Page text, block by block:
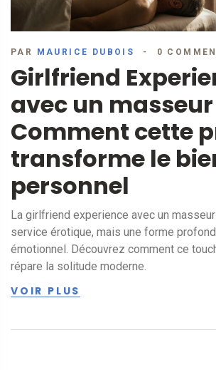
PAR MAURICE DUBOIS 0
Girlfriend
avec un masseur
Comment cette
transforme le
personnel
La girlfriend experience avec un
service érotique, mais une forme
émotionnel. Découvrez comment ce
répare la solitude moderne.
VOIR PLUS